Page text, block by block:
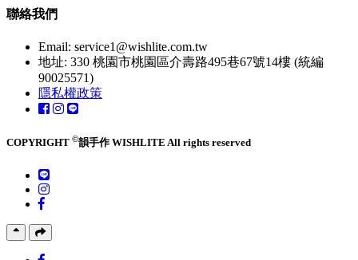
聯絡我們
Email: service1@wishlite.com.tw
地址: 330 桃園市桃園區介壽路495巷67號14樓 (統編
90025571)
隱私權政策
COPYRIGHT ©韻手作 WISHLITE All rights reserved